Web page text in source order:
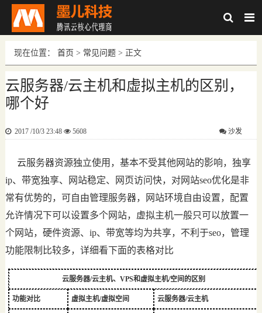
现在位置： 首页 > 常见问题> 正文
云服务器/云主机和虚拟主机的区别，
哪个好
2017 /10/3 23:48 5608 沙发
云服务器资源独立使用，基本不受其他网站的影响，独享
ip、带宽独享、网站稳定、网页访问快，对网站seo优化是非
常有优势的，可自由管理服务器，网站环境自由设置，配置
允许情况下可以设置多个网站，虚拟主机一般只可以放置一
个网站，硬件资源、ip、带宽等均为共享，不利于seo，管理
功能限制比较多，详细看下面的表格对比
云服务器/云主机、VPS和虚拟主机/空间的区别
功能对比 虚拟主机/虚拟空间 云服务器/云主机